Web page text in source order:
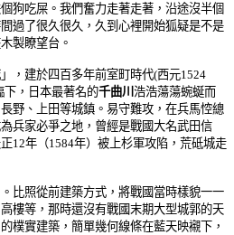
狗吃屎。我們奮力走著走著，沿途沒半個
過了很久很久，久到心裡開始狐疑是不是
製瞭望台。
，建於四百多年前室町時代(西元1524
下，日本最著名的千曲川 浩浩蕩蕩蜿蜒而
野、上田等城鎮。易守難攻，在兵馬悾總
兵家必爭之地，曾經是戰國大名武田信
12年（1584年）被上杉軍攻陷，荒砥城走
比照從前建築方式，將戰國當時樣貌一一
樓等，那時還沒有戰國末期大型城郭的天
樸實建築，簡單幾何線條在藍天映襯下，